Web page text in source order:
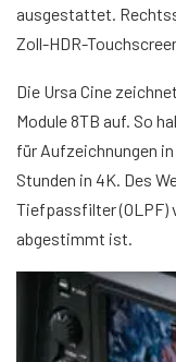
ausgestattet.
Zoll-HDR-
Die Ursa Cine
Module 8TB auf. So
für Aufzeichnungen
Stunden in 4K. Des
Tiefpassfilter (OLPF)
abgestimmt ist.